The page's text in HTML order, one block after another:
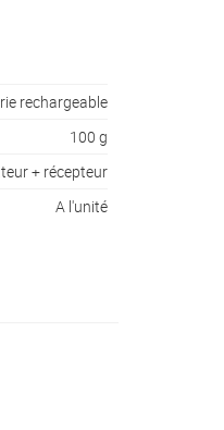
rechargeable
100 g
+ récepteur
A l'unité